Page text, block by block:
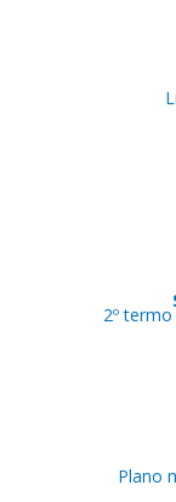
2º
Plano